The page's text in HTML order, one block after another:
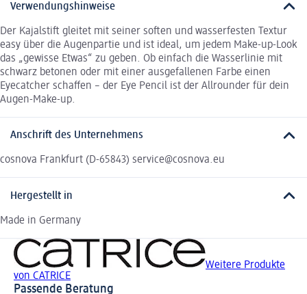
Verwendungshinweise
Der Kajalstift gleitet mit seiner soften und wasserfesten Textur
easy über die Augenpartie und ist ideal, um jedem Make-up-Look
das „gewisse Etwas“ zu geben. Ob einfach die Wasserlinie mit
schwarz betonen oder mit einer ausgefallenen Farbe einen
Eyecatcher schaffen – der Eye Pencil ist der Allrounder für dein
Augen-Make-up.
Anschrift des Unternehmens
cosnova Frankfurt (D-65843) service@cosnova.eu
Hergestellt in
Made in Germany
Weitere Produkte
von CATRICE
Passende Beratung